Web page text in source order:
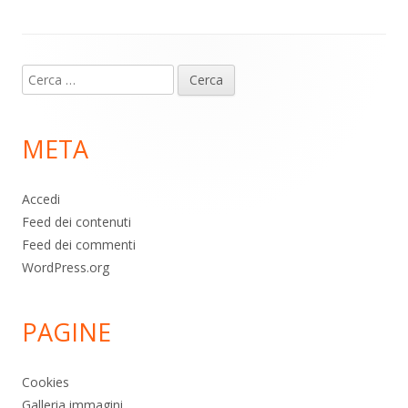
piè
pagina
Ricerca
per:
META
Accedi
Feed dei contenuti
Feed dei commenti
WordPress.org
PAGINE
Cookies